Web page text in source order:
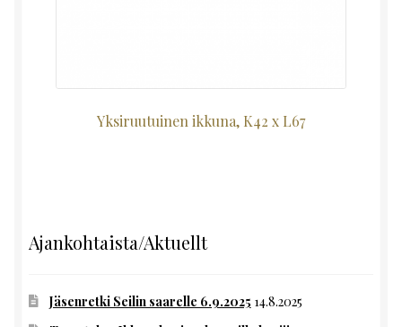
Yksiruutuinen ikkuna, K42 x L67
Ajankohtaista/Aktuellt
Jäsenretki Seilin saarelle 6.9.2025 14.8.2025